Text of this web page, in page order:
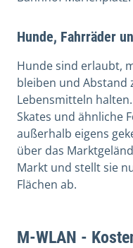
Hunde, Fahrräder
Hunde sind erlaubt,
bleiben und Abstand
Lebensmitteln
Skates und ähnliche
außerhalb eigens
über das
Markt und stellt sie
Flächen ab.
M-WLAN -